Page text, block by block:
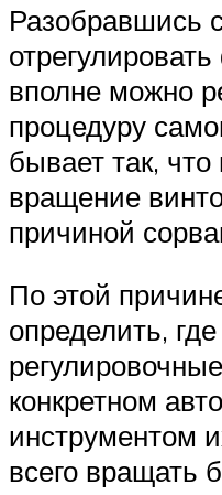
Разобравшись
вполне можно
процедуру
бывает так, что
вращение
причиной
По этой
определить,
конкретном
инструментом
всего вращать